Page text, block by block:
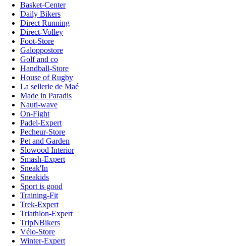
Basket-Center
Daily Bikers
Direct Running
Direct-Volley
Foot-Store
Galoppostore
Golf and co
Handball-Store
House of Rugby
La sellerie de Maé
Made in Paradis
Nauti-wave
On-Fight
Padel-Expert
Pecheur-Store
Pet and Garden
Slowood Interior
Smash-Expert
Sneak'In
Sneakids
Sport is good
Training-Fit
Trek-Expert
Triathlon-Expert
TripNBikers
Vélo-Store
Winter-Expert